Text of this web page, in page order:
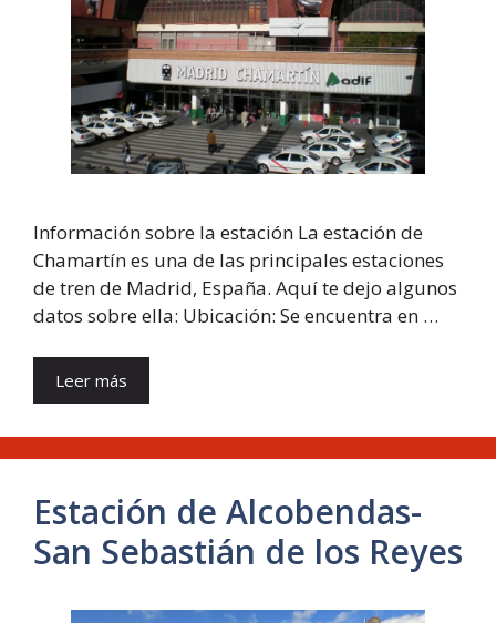
Información sobre la estación La estación de
Chamartín es una de las principales estaciones
de tren de Madrid, España. Aquí te dejo algunos
datos sobre ella: Ubicación: Se encuentra en …
Leer más
Estación de Alcobendas-
San Sebastián de los Reyes